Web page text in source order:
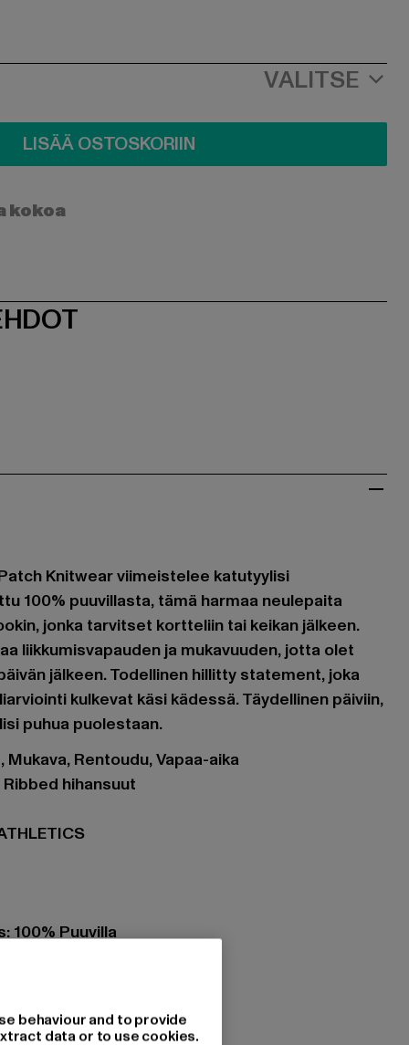
VALITSE
LISÄÄ OSTOSKORIIN
kokoa
Patch Knitwear viimeistelee katutyylisi
100% puuvillasta, tämä harmaa neulepaita
jonka tarvitset kortteliin tai keikan jälkeen.
liikkumisvapauden ja mukavuuden, jotta olet
jälkeen. Todellinen hillitty statement, joka
kulkevat käsi kädessä. Täydellinen päiviin,
puhua puolestaan.
Rentoudu, Vapaa-aika
hihansuut
100% Puuvilla
|
München | DE
behaviour and to provide
data or to use cookies.